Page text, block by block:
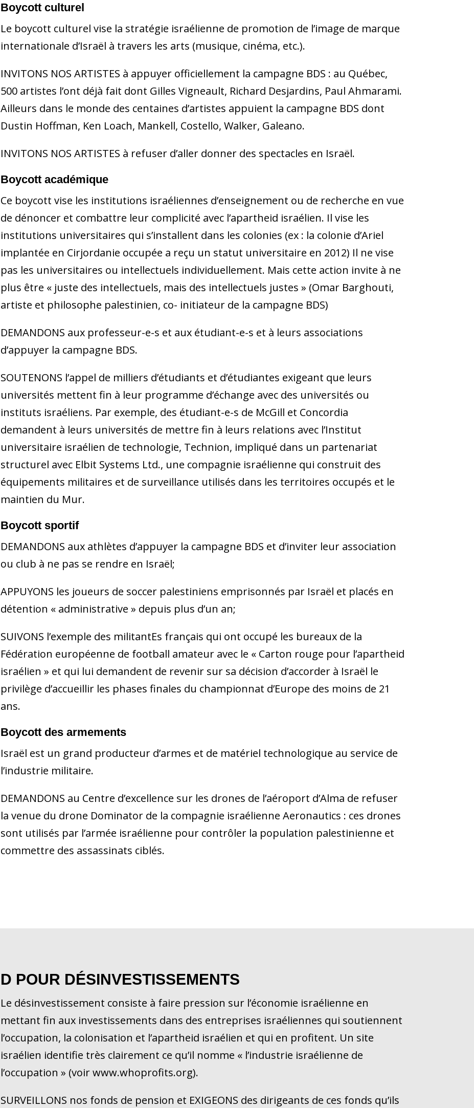
Boycott culturel
Le boycott culturel vise la stratégie israélienne de promotion de l’image de marque
internationale d’Israël à travers les arts (musique, cinéma, etc.).
INVITONS NOS ARTISTES à appuyer officiellement la campagne BDS : au Québec,
500 artistes l’ont déjà fait dont Gilles Vigneault, Richard Desjardins, Paul Ahmarami.
Ailleurs dans le monde des centaines d’artistes appuient la campagne BDS dont
Dustin Hoffman, Ken Loach, Mankell, Costello, Walker, Galeano.
INVITONS NOS ARTISTES à refuser d’aller donner des spectacles en Israël.
Boycott académique
Ce boycott vise les institutions israéliennes d’enseignement ou de recherche en vue
de dénoncer et combattre leur complicité avec l’apartheid israélien. Il vise les
institutions universitaires qui s’installent dans les colonies (ex : la colonie d’Ariel
implantée en Cirjordanie occupée a reçu un statut universitaire en 2012) Il ne vise
pas les universitaires ou intellectuels individuellement. Mais cette action invite à ne
plus être « juste des intellectuels, mais des intellectuels justes » (Omar Barghouti,
artiste et philosophe palestinien, co- initiateur de la campagne BDS)
DEMANDONS aux professeur-e-s et aux étudiant-e-s et à leurs associations
d’appuyer la campagne BDS.
SOUTENONS l’appel de milliers d’étudiants et d’étudiantes exigeant que leurs
universités mettent fin à leur programme d’échange avec des universités ou
instituts israéliens. Par exemple, des étudiant-e-s de McGill et Concordia
demandent à leurs universités de mettre fin à leurs relations avec l’Institut
universitaire israélien de technologie, Technion, impliqué dans un partenariat
structurel avec Elbit Systems Ltd., une compagnie israélienne qui construit des
équipements militaires et de surveillance utilisés dans les territoires occupés et le
maintien du Mur.
Boycott sportif
DEMANDONS aux athlètes d’appuyer la campagne BDS et d’inviter leur association
ou club à ne pas se rendre en Israël;
APPUYONS les joueurs de soccer palestiniens emprisonnés par Israël et placés en
détention « administrative » depuis plus d’un an;
SUIVONS l’exemple des militantEs français qui ont occupé les bureaux de la
Fédération européenne de football amateur avec le « Carton rouge pour l’apartheid
israélien » et qui lui demandent de revenir sur sa décision d’accorder à Israël le
privilège d’accueillir les phases finales du championnat d’Europe des moins de 21
ans.
Boycott des armements
Israël est un grand producteur d’armes et de matériel technologique au service de
l’industrie militaire.
DEMANDONS au Centre d’excellence sur les drones de l’aéroport d’Alma de refuser
la venue du drone Dominator de la compagnie israélienne Aeronautics : ces drones
sont utilisés par l’armée israélienne pour contrôler la population palestinienne et
commettre des assassinats ciblés.
D POUR DÉSINVESTISSEMENTS
Le désinvestissement consiste à faire pression sur l’économie israélienne en
mettant fin aux investissements dans des entreprises israéliennes qui soutiennent
l’occupation, la colonisation et l’apartheid israélien et qui en profitent. Un site
israélien identifie très clairement ce qu’il nomme « l’industrie israélienne de
l’occupation » (voir www.whoprofits.org).
SURVEILLONS nos fonds de pension et EXIGEONS des dirigeants de ces fonds qu’ils